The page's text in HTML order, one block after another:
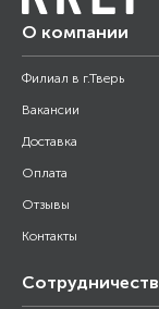
О компании
Филиал в г.Тверь
Вакансии
Доставка
Оплата
Отзывы
Контакты